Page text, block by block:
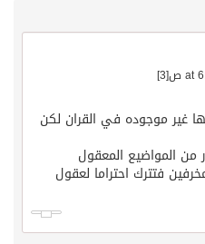
[3]
غير موجوده في القران لكن
من المواضيع المعقول
فتترك احتراما لعقول